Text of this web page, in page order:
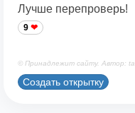
Лучше перепроверь!
9
© Принадлежит сайту. Автор:
Создать открытку